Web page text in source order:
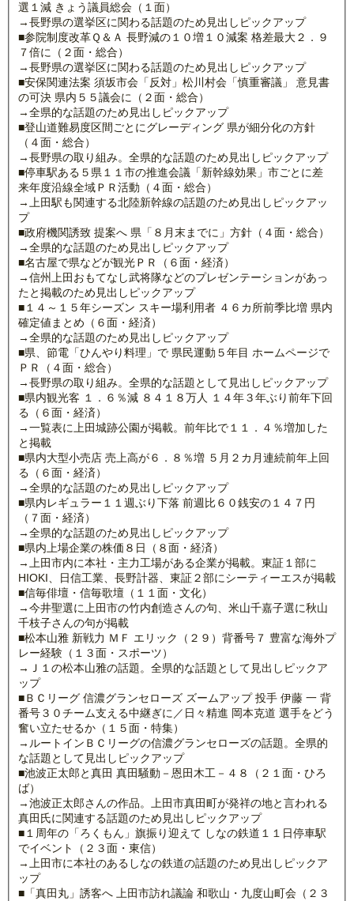
選１減 きょう議員総会（１面）
→長野県の選挙区に関わる話題のため見出しピックアップ
■参院制度改革Ｑ＆Ａ 長野減の１０増１０減案 格差最大２．９
７倍に（２面・総合）
→長野県の選挙区に関わる話題のため見出しピックアップ
■安保関連法案 須坂市会「反対」松川村会「慎重審議」 意見書
の可決 県内５５議会に（２面・総合）
→全県的な話題のため見出しピックアップ
■登山道難易度区間ごとにグレーディング 県が細分化の方針
（４面・総合）
→長野県の取り組み。全県的な話題のため見出しピックアップ
■停車駅ある５県１１市の推進会議「新幹線効果」市ごとに差
来年度沿線全域ＰＲ活動（４面・総合）
→上田駅も関連する北陸新幹線の話題のため見出しピックアッ
プ
■政府機関誘致 提案へ 県「８月末までに」方針（４面・総合）
→全県的な話題のため見出しピックアップ
■名古屋で県などが観光ＰＲ（６面・経済）
→信州上田おもてなし武将隊などのプレゼンテーションがあっ
たと掲載のため見出しピックアップ
■１４～１５年シーズン スキー場利用者 ４６カ所前季比増 県内
確定値まとめ（６面・経済）
→全県的な話題のため見出しピックアップ
■県、節電「ひんやり料理」で 県民運動５年目 ホームページで
ＰＲ（４面・総合）
→長野県の取り組み。全県的な話題として見出しピックアップ
■県内観光客 １．６％減 ８４１８万人 １４年３年ぶり前年下回
る（６面・経済）
→一覧表に上田城跡公園が掲載。前年比で１１．４％増加した
と掲載
■県内大型小売店 売上高が６．８％増 ５月２カ月連続前年上回
る（６面・経済）
→全県的な話題のため見出しピックアップ
■県内レギュラー１１週ぶり下落 前週比６０銭安の１４７円
（７面・経済）
→全県的な話題のため見出しピックアップ
■県内上場企業の株価８日（８面・経済）
→上田市内に本社・主力工場がある企業が掲載。東証１部に
HIOKI、日信工業、長野計器、東証２部にシーティーエスが掲載
■信毎俳壇・信毎歌壇（１１面・文化）
→今井聖選に上田市の竹内創造さんの句、米山千嘉子選に秋山
千枝子さんの句が掲載
■松本山雅 新戦力 ＭＦ エリック（２９）背番号７ 豊富な海外プ
レー経験（１３面・スポーツ）
→Ｊ１の松本山雅の話題。全県的な話題として見出しピックア
ップ
■ＢＣリーグ 信濃グランセローズ ズームアップ 投手 伊藤 一 背
番号３０チーム支える中継ぎに／日々精進 岡本克道 選手をどう
奮い立たせるか（１５面・特集）
→ルートインＢＣリーグの信濃グランセローズの話題。全県的
な話題として見出しピックアップ
■池波正太郎と真田 真田騒動－恩田木工－４８（２１面・ひろ
ば）
→池波正太郎さんの作品。上田市真田町が発祥の地と言われる
真田氏に関連する話題のため見出しピックアップ
■１周年の「ろくもん」旗振り迎えて しなの鉄道１１日停車駅
でイベント（２３面・東信）
→上田市に本社のあるしなの鉄道の話題のため見出しピックア
ップ
■「真田丸」誘客へ 上田市訪れ議論 和歌山・九度山町会（２３